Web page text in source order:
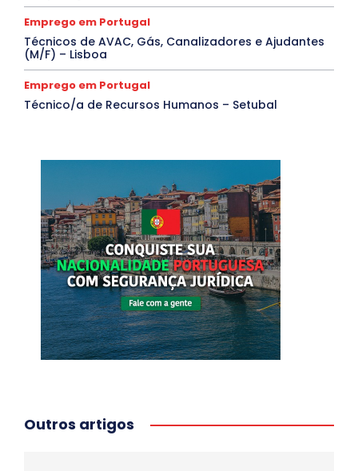
Emprego em Portugal
Técnicos de AVAC, Gás, Canalizadores e Ajudantes
(M/F) – Lisboa
Emprego em Portugal
Técnico/a de Recursos Humanos – Setubal
Outros artigos